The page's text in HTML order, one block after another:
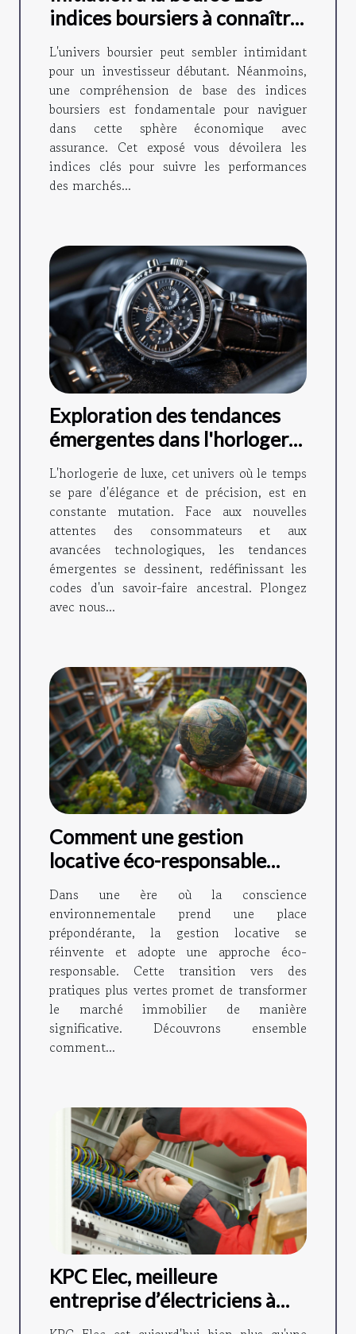
indices boursiers à connaître
pour les investisseurs
novices
L'univers boursier peut sembler intimidant
pour un investisseur débutant. Néanmoins,
une compréhension de base des indices
boursiers est fondamentale pour naviguer
dans cette sphère économique avec
assurance. Cet exposé vous dévoilera les
indices clés pour suivre les performances
des marchés...
Exploration des tendances
émergentes dans l'horlogerie
de luxe
L'horlogerie de luxe, cet univers où le temps
se pare d'élégance et de précision, est en
constante mutation. Face aux nouvelles
attentes des consommateurs et aux
avancées technologiques, les tendances
émergentes se dessinent, redéfinissant les
codes d'un savoir-faire ancestral. Plongez
avec nous...
Comment une gestion
locative éco-responsable
contribue au marché
immobilier
Dans une ère où la conscience
environnementale prend une place
prépondérante, la gestion locative se
réinvente et adopte une approche éco-
responsable. Cette transition vers des
pratiques plus vertes promet de transformer
le marché immobilier de manière
significative. Découvrons ensemble
comment...
KPC Elec, meilleure
entreprise d’électriciens à
Grenoble